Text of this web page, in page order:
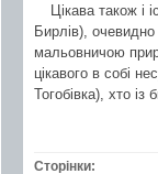
Цікава також і
Бирлів),
мальовничою
цікавого в собі
Тогобівка), хто
Сторінки: